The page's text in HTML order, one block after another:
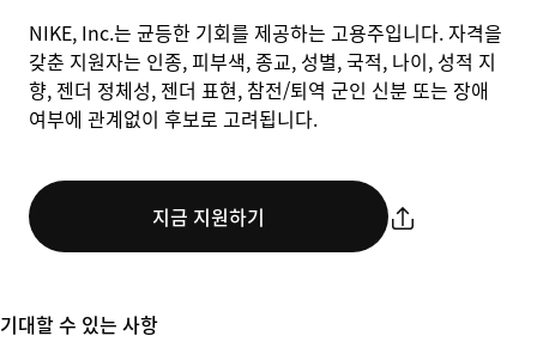
NIKE, Inc.는 균등한 기회를 제공하는 고용주입니다. 자격을
갖춘 지원자는 인종, 피부색, 종교, 성별, 국적, 나이, 성적 지
향, 젠더 정체성, 젠더 표현, 참전/퇴역 군인 신분 또는 장애
여부에 관계없이 후보로 고려됩니다.
지금 지원하기
기대할 수 있는 사항